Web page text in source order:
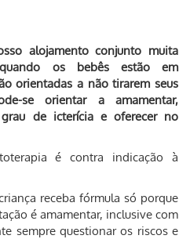
alojamento conjunto muita
os bebês estão em
orientadas a não tirarem seus
se orientar a amamentar,
de icterícia e oferecer no
é contra indicação à
receba fórmula só porque
é amamentar, inclusive com
sempre questionar os riscos e